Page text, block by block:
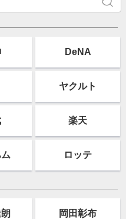
DeNA
ヤクルト
楽天
ロッテ
岡田彰布